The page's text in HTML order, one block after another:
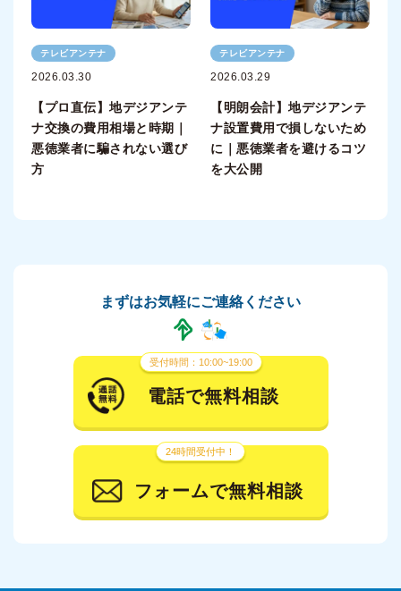
テレビアンテナ
2026.03.30
【プロ直伝】地デジアンテ
ナ交換の費用相場と時期｜
悪徳業者に騙されない選び
方
テレビアンテナ
2026.03.29
【明朗会計】地デジアンテ
ナ設置費用で損しないため
に｜悪徳業者を避けるコツ
を大公開
まずはお気軽にご連絡ください
受付時間：10:00~19:00
電話で無料相談
24時間受付中！
フォームで無料相談